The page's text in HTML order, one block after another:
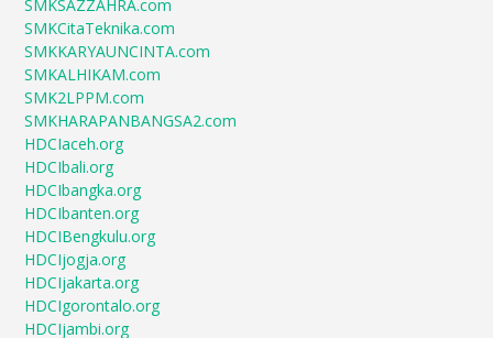
SMKSAZZAHRA.com
SMKCitaTeknika.com
SMKKARYAUNCINTA.com
SMKALHIKAM.com
SMK2LPPM.com
SMKHARAPANBANGSA2.com
HDCIaceh.org
HDCIbali.org
HDCIbangka.org
HDCIbanten.org
HDCIBengkulu.org
HDCIjogja.org
HDCIjakarta.org
HDCIgorontalo.org
HDCIjambi.org